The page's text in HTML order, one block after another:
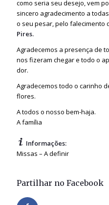
como seria seu desejo, vem
sincero agradecimento a
o seu pesar, pelo falecimento
Pires.
Agradecemos a presença de
nos fizeram chegar e todo o
dor.
Agradecemos todo o carinho
flores.
A todos o nosso bem-haja.
A família
Informações:
Missas – A definir
Partilhar no Facebook